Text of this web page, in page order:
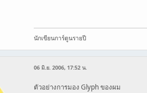
นักเขียนการ์ตูนรายปี
06 มิ.ย. 2006, 17:52 น.
ตัวอย่างการมอง Glyph ของผม